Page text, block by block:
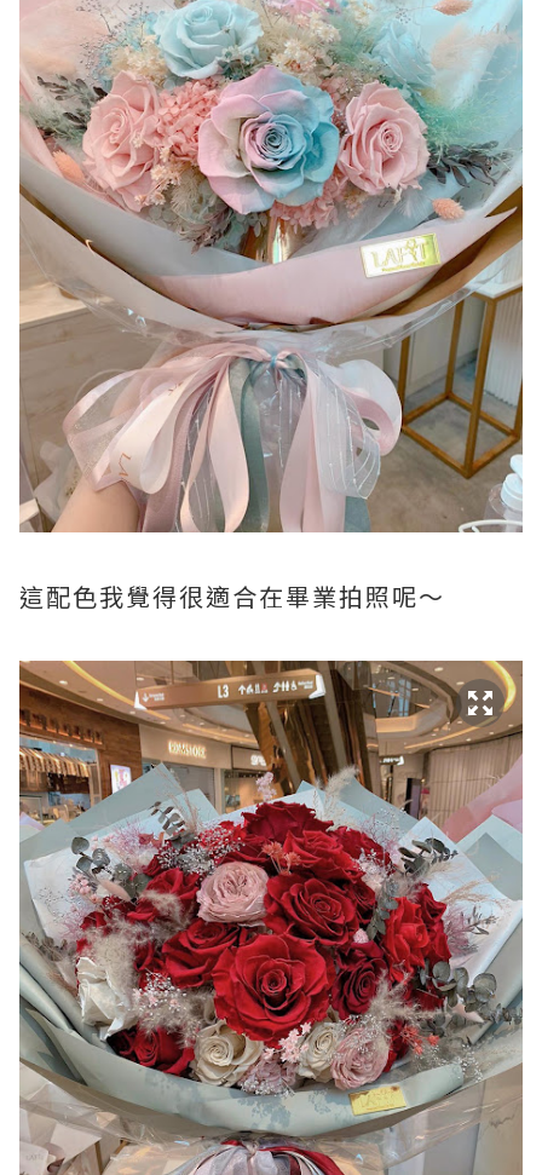
這配色我覺得很適合在畢業拍照呢～